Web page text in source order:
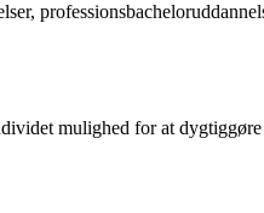
mulighed for at